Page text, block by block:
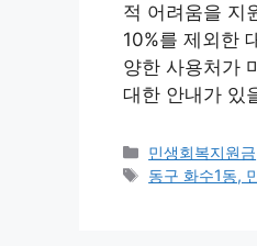
적 어려움을 지
10%를 제외한
양한 사용처가
대한 안내가 있
카
테
민생회복지원금
태
동구 화수1동,